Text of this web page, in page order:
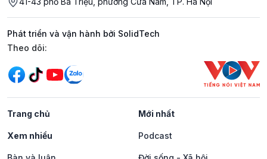
Phát triển và vận hành bởi SolidTech
Mạng xã hội
Theo dõi:
Trang chủ Mới nhất
Xem nhiều Podcast